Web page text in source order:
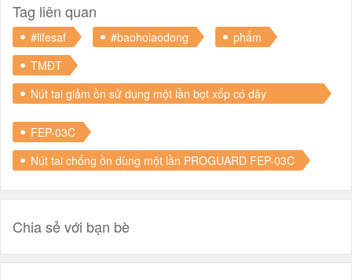
Tag liên quan
#lifesaf #baoholaodong
phẩm
TMĐT
Nút tai giảm ồn sử dụng một lần bọt xốp có dây
FEP-03C
Nút tai chống ồn dùng một lần PROGUARD FEP-03C
Chia sẻ với bạn bè